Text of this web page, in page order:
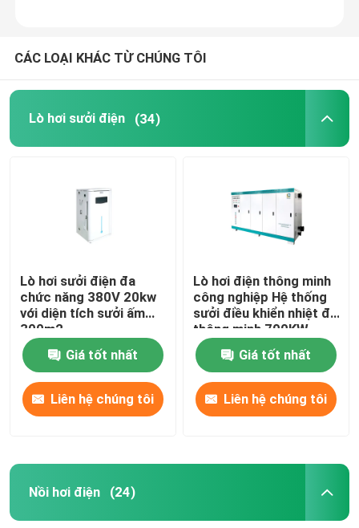
CÁC LOẠI KHÁC TỪ CHÚNG TÔI
Lò hơi sưởi điện (34)
Lò hơi sưởi điện đa
chức năng 380V 20kw
với diện tích sưởi ấm
300m2
Giá tốt nhất
Liên hệ chúng tôi
Lò hơi điện thông minh
công nghiệp Hệ thống
sưởi điều khiển nhiệt độ
thông minh 700KW
Giá tốt nhất
Liên hệ chúng tôi
Nồi hơi điện (24)